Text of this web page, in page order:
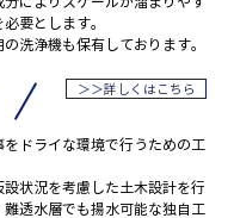
要とします。
洗浄機も保有しております。
＞＞詳しくはこちら
ドライな環境で行うための工
設状況を考慮した土木設計を行
難透水層でも揚水可能な独自工